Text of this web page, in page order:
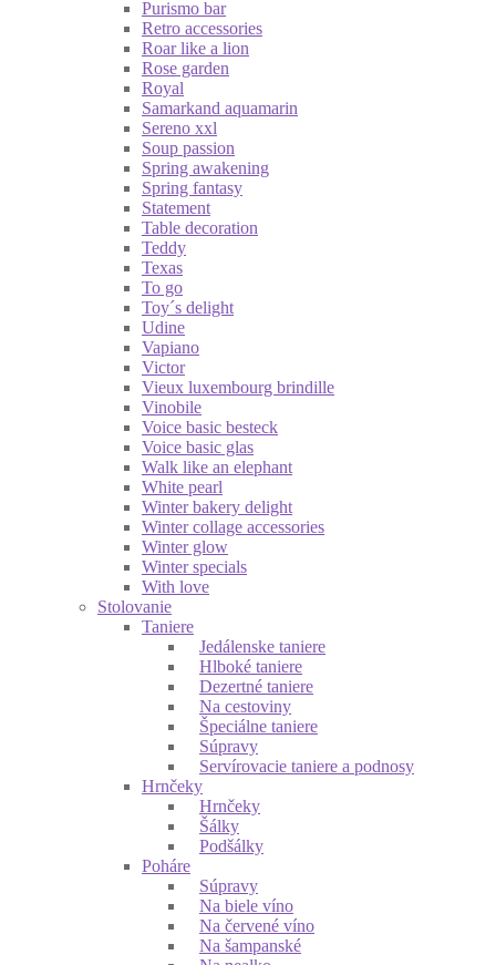
Purismo bar
Retro accessories
Roar like a lion
Rose garden
Royal
Samarkand aquamarin
Sereno xxl
Soup passion
Spring awakening
Spring fantasy
Statement
Table decoration
Teddy
Texas
To go
Toy´s delight
Udine
Vapiano
Victor
Vieux luxembourg brindille
Vinobile
Voice basic besteck
Voice basic glas
Walk like an elephant
White pearl
Winter bakery delight
Winter collage accessories
Winter glow
Winter specials
With love
Stolovanie
Taniere
Jedálenske taniere
Hlboké taniere
Dezertné taniere
Na cestoviny
Špeciálne taniere
Súpravy
Servírovacie taniere a podnosy
Hrnčeky
Hrnčeky
Šálky
Podšálky
Poháre
Súpravy
Na biele víno
Na červené víno
Na šampanské